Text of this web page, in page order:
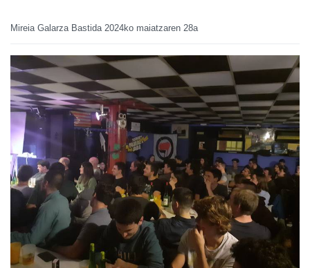
Mireia Galarza Bastida 2024ko maiatzaren 28a